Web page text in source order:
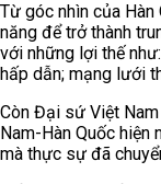
Từ góc nhìn của
năng để trở thành
với những lợi thế
hấp dẫn; mạng lưới
Còn Đại sứ Việt
Nam-Hàn Quốc
mà thực sự đã